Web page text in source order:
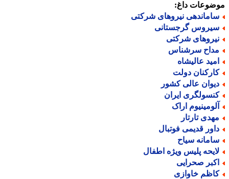
داغ:
نیروهای شرکتی
گرجستانی
شرکتی
سرشناس
عالیشاه
دولت
عالی کشور
ایران
اراک
تارتار
قدیمی فوتبال
سیاح
پلیس ویژه اطفال
صحرایی
خاوازی